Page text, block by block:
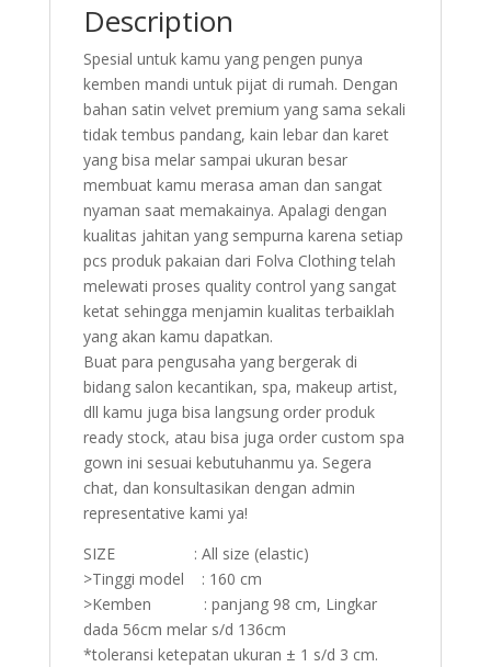
Description
Spesial untuk kamu yang pengen punya
kemben mandi untuk pijat di rumah. Dengan
bahan satin velvet premium yang sama sekali
tidak tembus pandang, kain lebar dan karet
yang bisa melar sampai ukuran besar
membuat kamu merasa aman dan sangat
nyaman saat memakainya. Apalagi dengan
kualitas jahitan yang sempurna karena setiap
pcs produk pakaian dari Folva Clothing telah
melewati proses quality control yang sangat
ketat sehingga menjamin kualitas terbaiklah
yang akan kamu dapatkan.
Buat para pengusaha yang bergerak di
bidang salon kecantikan, spa, makeup artist,
dll kamu juga bisa langsung order produk
ready stock, atau bisa juga order custom spa
gown ini sesuai kebutuhanmu ya. Segera
chat, dan konsultasikan dengan admin
representative kami ya!
SIZE : All size (elastic)
>Tinggi model : 160 cm
>Kemben : panjang 98 cm, Lingkar
dada 56cm melar s/d 136cm
*toleransi ketepatan ukuran ± 1 s/d 3 cm.